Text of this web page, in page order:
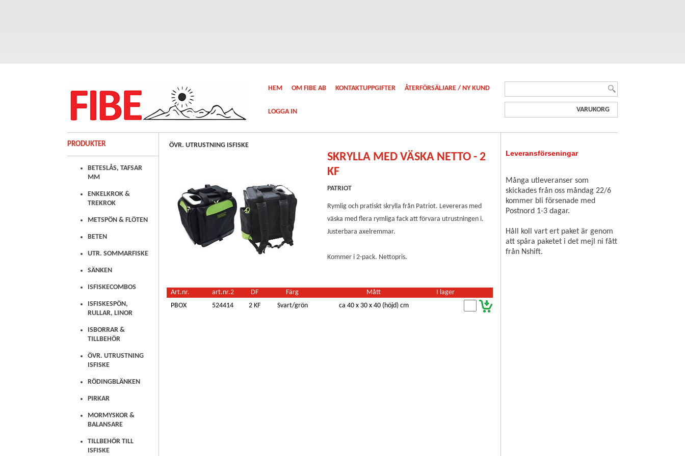
HEM OM FIBE AB KONTAKTUPPGIFTER ÅTERFÖRSÄLJARE / NY KUND
LOGGA IN VARUKORG
PRODUKTER
BETESLÅS, TAFSAR
MM
ENKELKROK &
TREKROK
METSPÖN & FLÖTEN
BETEN
UTR. SOMMARFISKE
SÄNKEN
ISFISKECOMBOS
ISFISKESPÖN,
RULLAR, LINOR
ISBORRAR &
TILLBEHÖR
ÖVR. UTRUSTNING
ISFISKE
RÖDINGBLÄNKEN
PIRKAR
MORMYSKOR &
BALANSARE
TILLBEHÖR TILL
ISFISKE
ÖVR. UTRUSTNING ISFISKE
SKRYLLA MED VÄSKA NETTO - 2
KF
PATRIOT
Rymlig och pratiskt skrylla från Patriot. Levereras med
väska med flera rymliga fack att förvara utrustningen i.
Justerbara axelremmar.
Kommer i 2-pack. Nettopris.
Art.nr. art.nr.2 DF Färg Mått
I lager
PBOX
524414 2 KF Svart/grön ca 40 x 30 x 40 (höjd) cm
Leveransförseningar
Många utleveranser som
skickades från oss måndag 22/6
kommer bli försenade med
Postnord 1-3 dagar.
Håll koll vart ert paket är genom
att spåra paketet i det mejl ni fått
från Nshift.